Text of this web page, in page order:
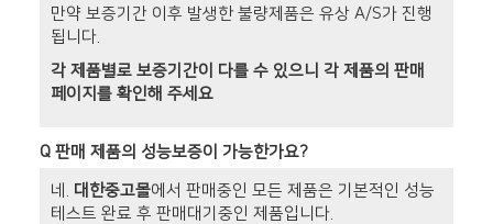
만약 보증기간 이후 발생한 불량제품은 유상 A/S가 진행
됩니다.
각 제품별로 보증기간이 다를 수 있으니 각 제품의 판매
페이지를 확인해 주세요
Q판매 제품의 성능보증이 가능한가요?
네. 대한중고몰에서 판매중인 모든 제품은 기본적인 성능
테스트 완료 후 판매대기중인 제품입니다.